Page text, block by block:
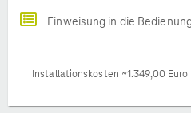
Einweisung in die
Installationskosten ~1.349,00 Euro